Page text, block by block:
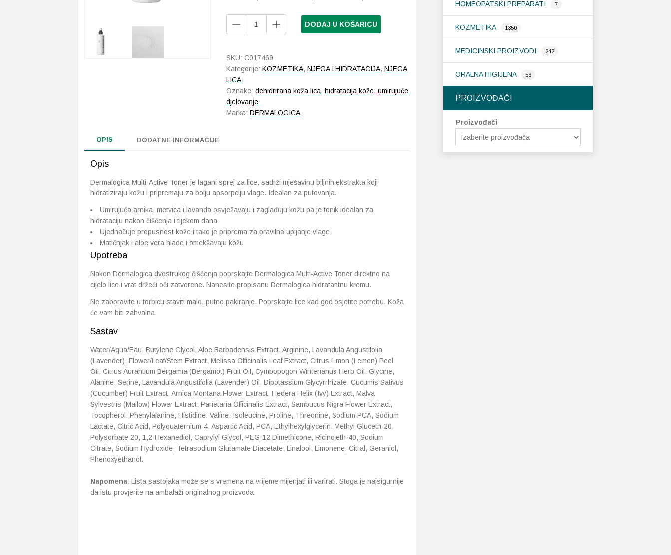
HOMEOPATSKI PREPARATI 7
KOZMETIKA 1350
MEDICINSKI PROIZVODI 242
ORALNA HIGIJENA 53
PROIZVOĐAČI
Proizvođači
količina
DODAJ U KOŠARICU
SKU:C017469
Kategorije:KOZMETIKA,NJEGA I HIDRATACIJA,NJEGA
LICA
Oznake:dehidrirana koža lica, hidratacija kože,umirujuće
djelovanje
Marka:DERMALOGICA
OPIS DODATNE INFORMACIJE
Opis
Dermalogica Multi-Active Toner je lagani sprej za lice, sadrži mješavinu biljnih ekstrakta koji
hidratiziraju kožu i pripremaju za bolju apsorpciju vlage. Idealan za putovanja.
Umirujuća arnika, metvica i lavanda osvježavaju i zaglađuju kožu pa je tonik idealan za
hidrataciju nakon čišćenja i tijekom dana
Ujednačuje propusnost kože i tako je priprema za pravilno upijanje vlage
Matičnjak i aloe vera hlade i omekšavaju kožu
Upotreba
Nakon Dermalogica dvostrukog čišćenja poprskajte Dermalogica Multi-Active Toner direktno na
cijelo lice i vrat držeći oči zatvorene. Nanesite propisanu Dermalogica hidratantnu kremu.
Ne zaboravite u torbicu staviti malo, putno pakiranje. Poprskajte lice kad god osjetite potrebu. Koža
će vam biti zahvalna
Sastav
Water/Aqua/Eau, Butylene Glycol, Aloe Barbadensis Extract, Arginine, Lavandula Angustifolia
(Lavender), Flower/Leaf/Stem Extract, Melissa Officinalis Leaf Extract, Citrus Limon (Lemon) Peel
Oil, Citrus Aurantium Bergamia (Bergamot) Fruit Oil, Cymbopogon Winterianus Herb Oil, Glycine,
Alanine, Serine, Lavandula Angustifolia (Lavender) Oil, Dipotassium Glycyrrhizate, Cucumis Sativus
(Cucumber) Fruit Extract, Arnica Montana Flower Extract, Hedera Helix (Ivy) Extract, Malva
Sylvestris (Mallow) Flower Extract, Parietaria Officinalis Extract, Sambucus Nigra Flower Extract,
Tocopherol, Phenylalanine, Histidine, Valine, Isoleucine, Proline, Threonine, Sodium PCA, Sodium
Lactate, Citric Acid, Polyquaternium-4, Aspartic Acid, PCA, Ethylhexylglycerin, Methyl Gluceth-20,
Polysorbate 20, 1,2-Hexanediol, Caprylyl Glycol, PEG-12 Dimethicone, Ricinoleth-40, Sodium
Citrate, Sodium Hydroxide, Tetrasodium Glutamate Diacetate, Linalool, Limonene, Citral, Geraniol,
Phenoxyethanol.
Napomena: Lista sastojaka može se s vremena na vrijeme mijenjati ili varirati. Stoga je najsigurnije
da istu provjerite na ambalaži originalnog proizvoda.